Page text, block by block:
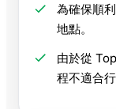
為確保順
地點。
由於從
程不適合